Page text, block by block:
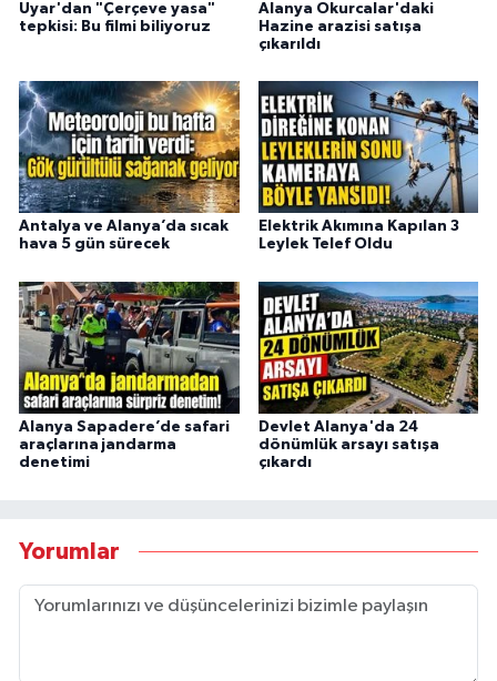
Uyar'dan "Çerçeve yasa"
tepkisi: Bu filmi biliyoruz
Alanya Okurcalar'daki
Hazine arazisi satışa
çıkarıldı
Antalya ve Alanya’da sıcak
hava 5 gün sürecek
Elektrik Akımına Kapılan 3
Leylek Telef Oldu
Alanya Sapadere’de safari
araçlarına jandarma
denetimi
Devlet Alanya'da 24
dönümlük arsayı satışa
çıkardı
Yorumlar